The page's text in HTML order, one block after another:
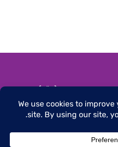
בבריאות הנפש (ע"ר)
באתר